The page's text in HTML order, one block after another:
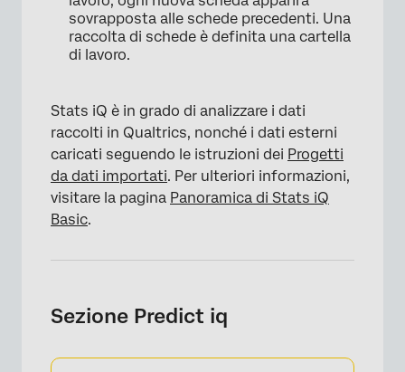
sovrapposta alle schede precedenti. Una
raccolta di schede è definita una cartella
di lavoro.
Stats iQ è in grado di analizzare i dati
raccolti in Qualtrics, nonché i dati esterni
caricati seguendo le istruzioni dei Progetti
da dati importati. Per ulteriori informazioni,
visitare la pagina Panoramica di Stats iQ
Basic.
Sezione Predict iq